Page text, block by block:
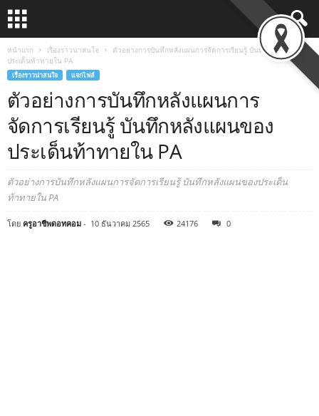
หน้าแรก เรื่องราวน่าสนใจ
ตัวอย่างการบันทึกหลังแผนการจัดการเรียนรู้ บันทึกหลังแผนของ
ประเด็นท้าทายใน PA
เรื่องราวน่าสนใจ แจกไฟล์
ตัวอย่างการบันทึกหลังแผนการ
จัดการเรียนรู้ บันทึกหลังแผนของ
ประเด็นท้าทายใน PA
ตัวอย่างการบันทึกหลังแผนการจัดการเรียนรู้ บันทึกหลังแผนของประเด็น
ท้าทายใน PA
โดย ครูอาชีพดอทคอม - 10 ธันวาคม 2565 24176 0